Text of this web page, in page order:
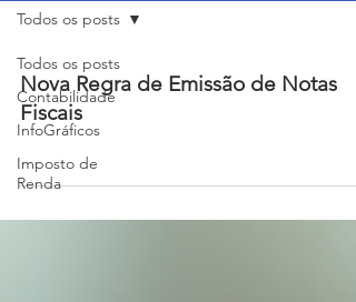
Todos os posts
Contabilidade
InfoGráficos
Imposto de
Renda
Todos os posts
Nova Regra de Emissão de Notas
Fiscais